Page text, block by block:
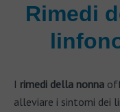
Rimedi
I rimedi della nonna
alleviare i sintomi dei